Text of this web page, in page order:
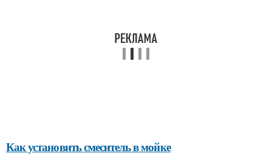
Как установить смеситель в мойке